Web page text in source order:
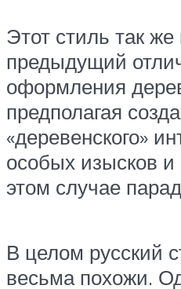
Этот стиль так же
предыдущий
оформления
предполагая
«деревенского»
особых изысков и
этом случае
В целом русский
весьма похожи.